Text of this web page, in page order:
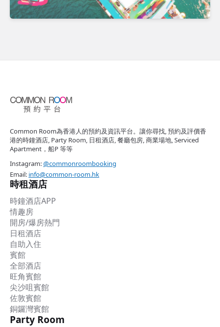
Common Room為香港人的預約及資訊平台。讓你尋找, 預約及評價香
港的時鐘酒店, Party Room, 日租酒店, 餐廳包房, 商業場地, Serviced
Apartment，船P 等等
Instagram:@commonroombooking
Email: info@common-room.hk
時租酒店
時鐘酒店APP
情趣房
開房/爆房熱門
日租酒店
自助入住
賓館
全部酒店
旺角賓館
尖沙咀賓館
佐敦賓館
銅鑼灣賓館
Party Room